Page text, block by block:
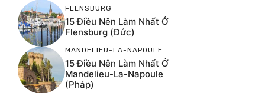
FLENSBURG
15 Điều Nên Làm Nhất Ở
Flensburg (Đức)
MANDELIEU-LA-NAPOULE
15 Điều Nên Làm Nhất Ở
Mandelieu-La-Napoule
(Pháp)